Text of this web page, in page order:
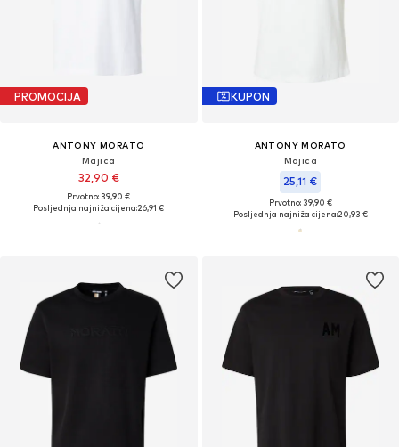
PROMOCIJA
ANTONY MORATO
Majica
32,90 €
Prvotno: 39,90 €
Posljednja najniža cijena:26,91 €
KUPON
ANTONY MORATO
Majica
25,11 €
Prvotno: 39,90 €
Posljednja najniža cijena:20,93 €